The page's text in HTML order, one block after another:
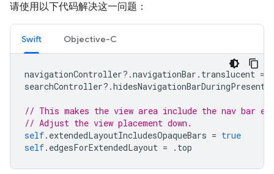
请使用以下代码解决这一问题：
Swift Objective-C
navigationController?.navigationBar . translucent =
searchController?.
// This makes the view area include the nav bar
// Adjust the view placement down.
self. extendedLayoutIncludesOpaqueBars = true
self. edgesForExtendedLayout = . top